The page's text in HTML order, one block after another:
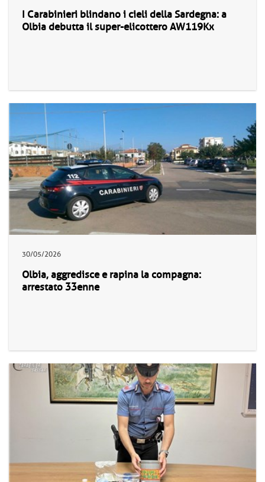
I Carabinieri blindano i cieli della Sardegna: a
Olbia debutta il super-elicottero AW119Kx
30/05/2026
Olbia, aggredisce e rapina la compagna:
arrestato 33enne